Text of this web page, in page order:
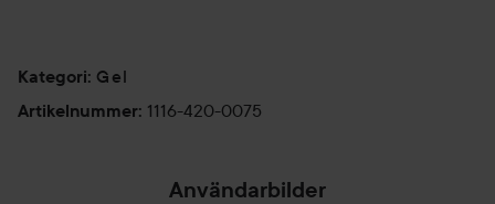
Kategori: Gel
Artikelnummer: 1116-420-0075
Användarbilder